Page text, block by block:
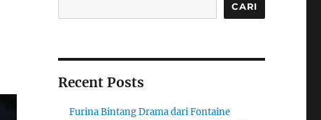
CARI
Recent Posts
Furina Bintang Drama dari Fontaine